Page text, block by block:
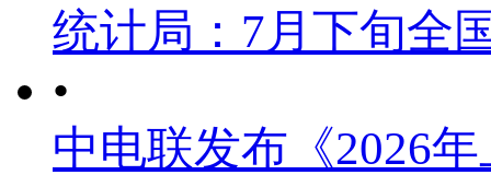
统计局：7月下旬全
•
中电联发布《2026